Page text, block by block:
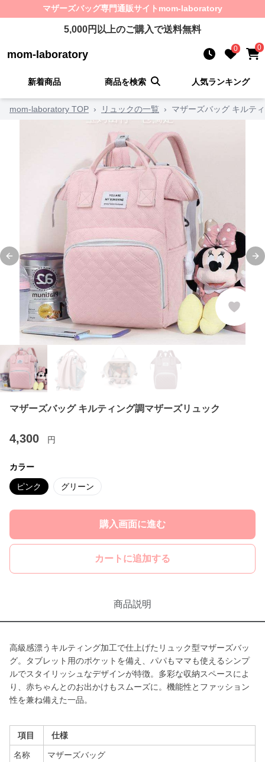
マザーズバッグ専門通販サイト mom-laboratory
5,000円以上のご購入で送料無料
mom-laboratory 0 0
新着商品 商品を検索 人気ランキング
mom-laboratory TOP › リュックの一覧 › マザーズバッグ キルテ
Previous slide
マザーズバッグ キルティング調マザーズリュック
4,300 円
カラー
ピンク グリーン
購入画面に進む
カートに追加する
商品説明
高級感漂うキルティング加工で仕上げたリュック型マザーズバッ
グ。タブレット用のポケットを備え、パパもママも使えるシンプ
ルでスタイリッシュなデザインが特徴。多彩な収納スペースによ
り、赤ちゃんとのお出かけもスムーズに。機能性とファッション
性を兼ね備えた一品。
項目 仕様
名称 マザーズバッグ